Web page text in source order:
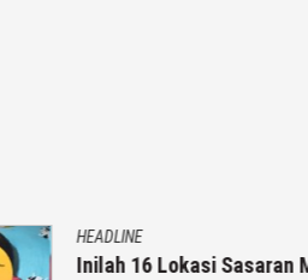
HEADLINE
Inilah 16 Lokasi Sasaran